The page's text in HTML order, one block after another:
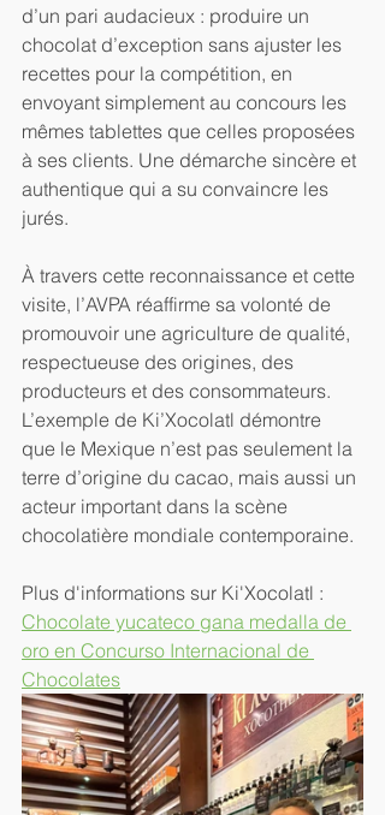
d’un pari audacieux : produire un
chocolat d’exception sans ajuster les
recettes pour la compétition, en
envoyant simplement au concours les
mêmes tablettes que celles proposées
à ses clients. Une démarche sincère et
authentique qui a su convaincre les
jurés.
À travers cette reconnaissance et cette
visite, l’AVPA réaffirme sa volonté de
promouvoir une agriculture de qualité,
respectueuse des origines, des
producteurs et des consommateurs.
L’exemple de Ki’Xocolatl démontre
que le Mexique n’est pas seulement la
terre d’origine du cacao, mais aussi un
acteur important dans la scène
chocolatière mondiale contemporaine.
Plus d'informations sur Ki'Xocolatl :
Chocolate yucateco gana medalla de
oro en Concurso Internacional de
Chocolates